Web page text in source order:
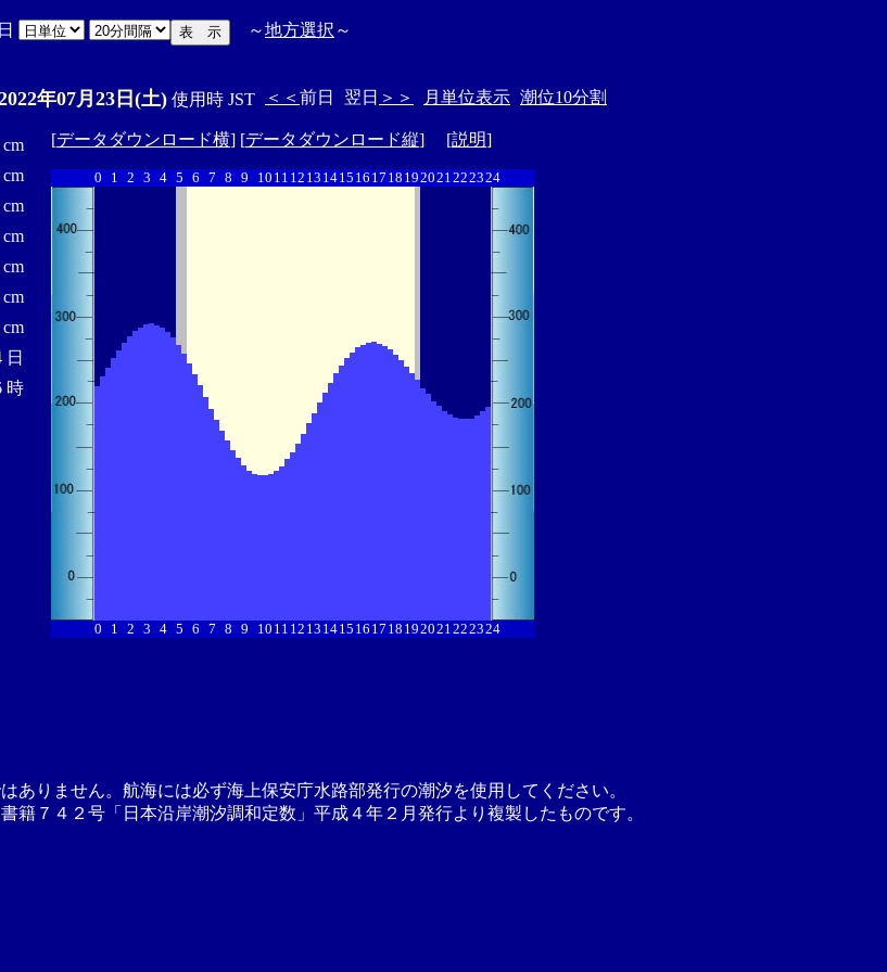
日 ～地方選択 ～
年07月23日(土) 使用時 JST ＜＜ 前日 翌日 ＞＞ 月単位表示 潮位10分割
cm
cm
cm
cm
cm
cm
cm
日
時
[データダウンロード横] [データダウンロード縦] [説明]
0 1 2 3 4 5 6 7 8 9 10 11 12 13 1415 16 17 18 192021222324
0 1 2 3 4 5 6 7 8 9 10 11 12 13 1415 16 17 18 192021222324
ありません。航海には必ず海上保安庁水路部発行の潮汐を使用してください。
籍７４２号「日本沿岸潮汐調和定数」平成４年２月発行より複製したものです。